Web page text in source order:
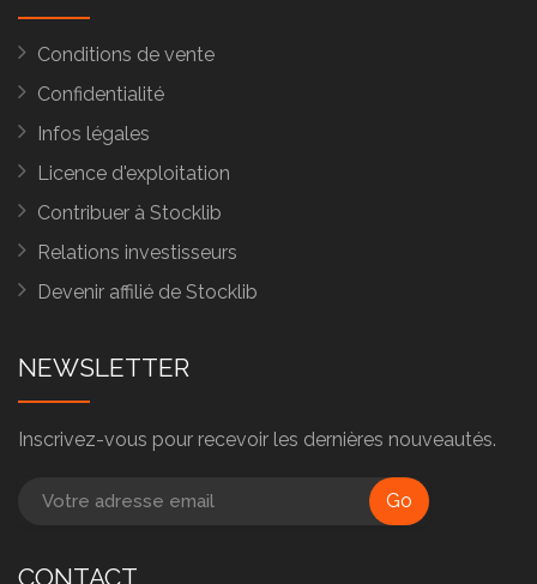
Conditions de vente
Confidentialité
Infos légales
Licence d'exploitation
Contribuer à Stocklib
Relations investisseurs
Devenir affilié de Stocklib
NEWSLETTER
Inscrivez-vous pour recevoir les dernières nouveautés.
Go
CONTACT